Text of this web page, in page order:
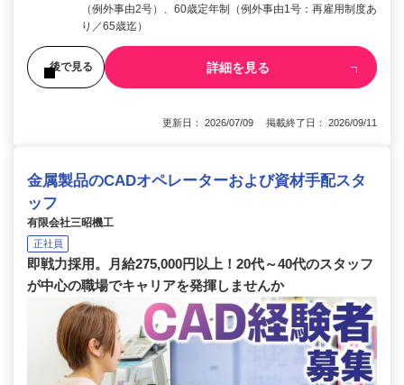
（例外事由2号）、60歳定年制（例外事由1号：再雇用制度あ
り／65歳迄）
後で見る 詳細を見る
更新日： 2026/07/09 掲載終了日： 2026/09/11
金属製品のCADオペレーターおよび資材手配スタ
ッフ
有限会社三昭機工
正社員
即戦力採用。月給275,000円以上！20代～40代のスタッフ
が中心の職場でキャリアを発揮しませんか